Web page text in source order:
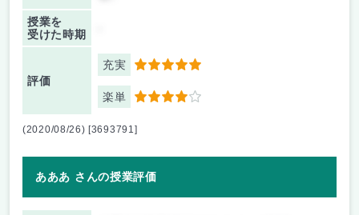
授業を
受けた時期
評価
充実 5
楽単 4
(2020/08/26) [3693791]
あああ さんの授業評価